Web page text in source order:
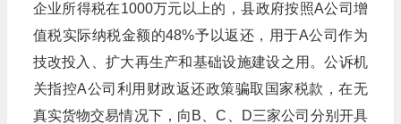
企业所得税在1000万元以上的，县政府按照A公司增
值税实际纳税金额的48%予以返还，用于A公司作为
技改投入、扩大再生产和基础设施建设之用。公诉机
关指控A公司利用财政返还政策骗取国家税款，在无
真实货物交易情况下，向B、C、D三家公司分别开具